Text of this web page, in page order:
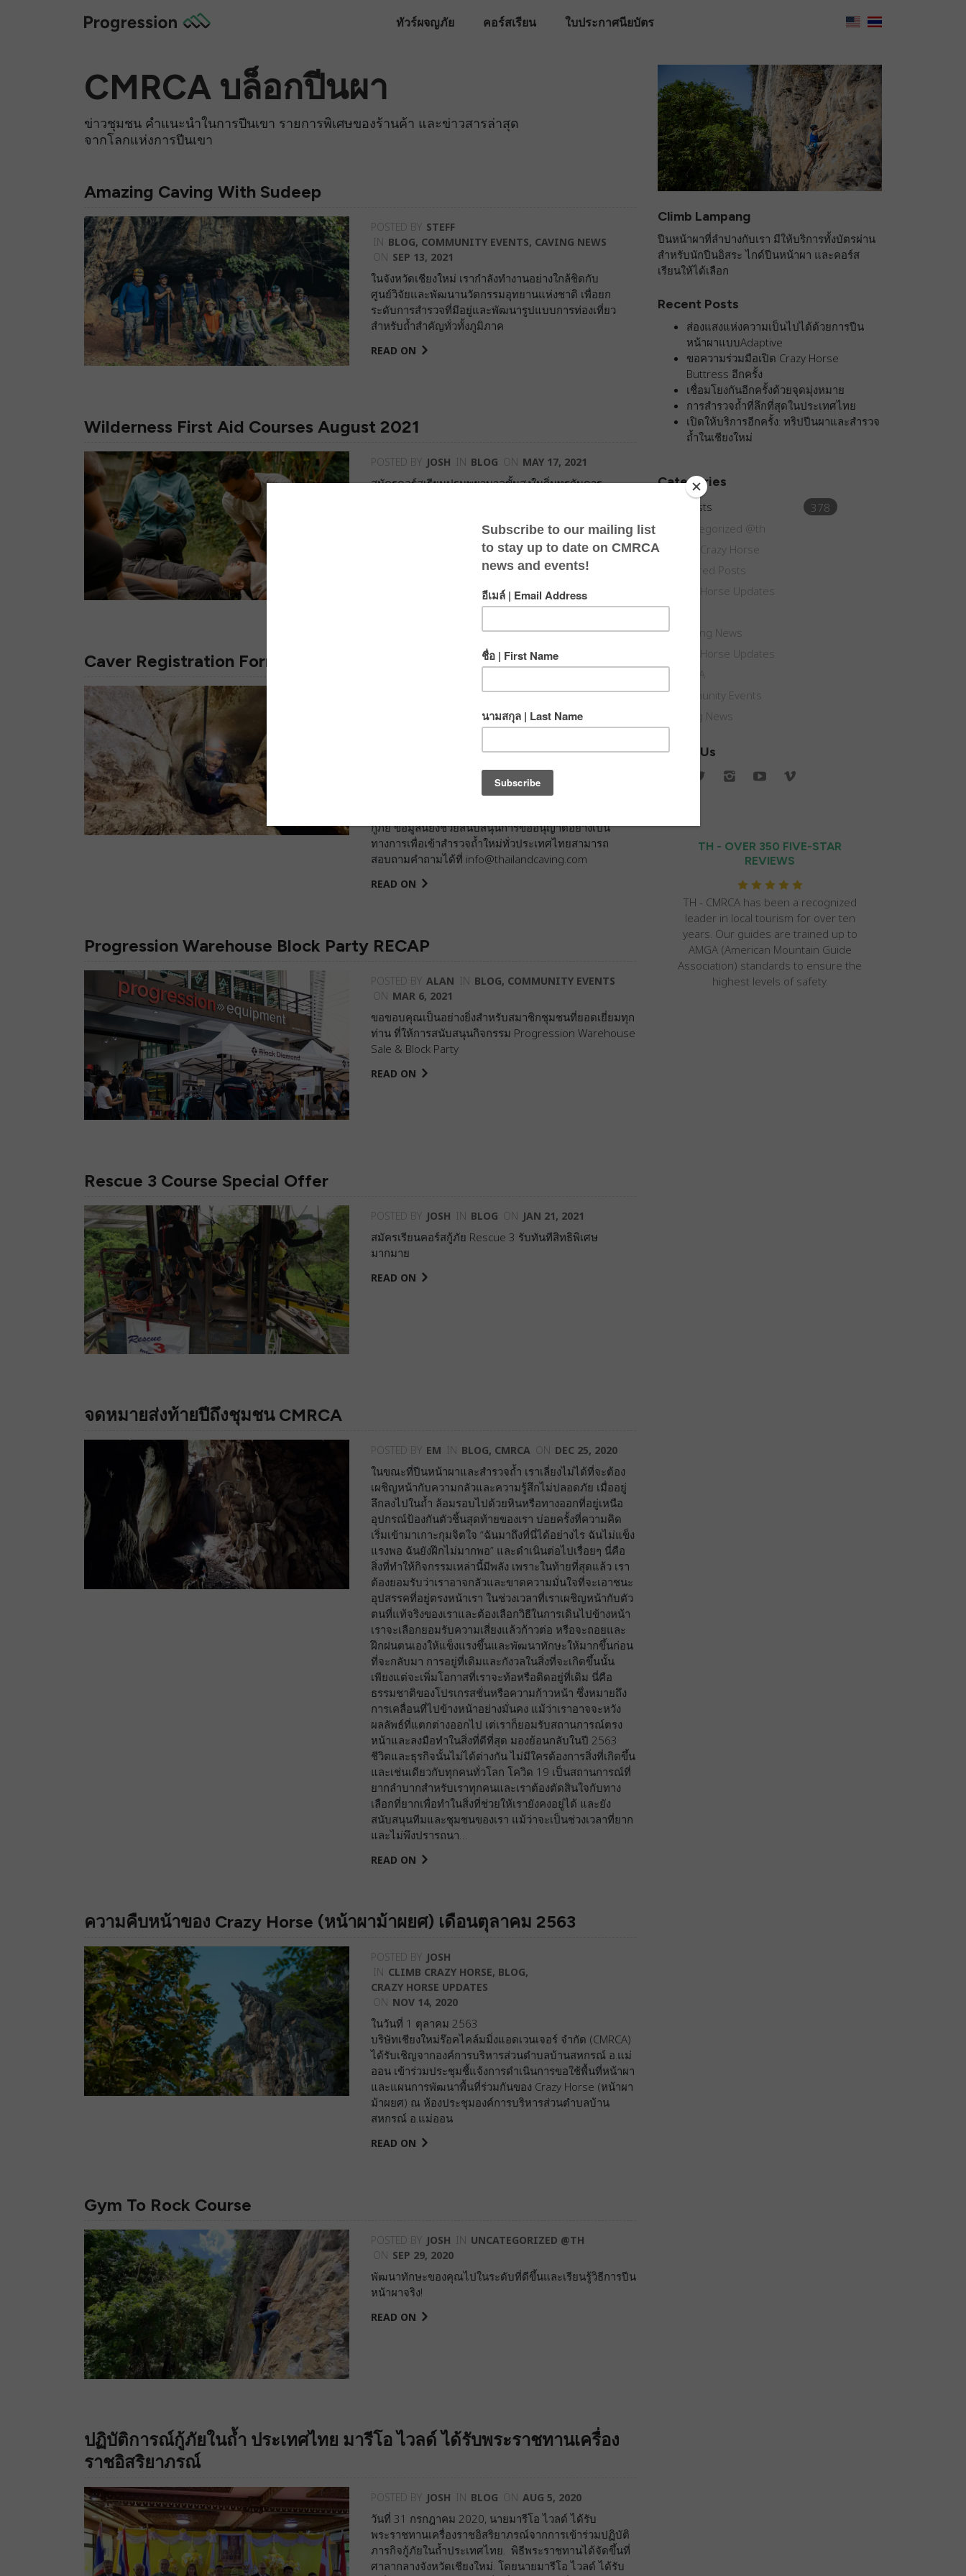
ทัวร์ผจญภัย คอร์สเรียน ใบประกาศนียบัตร
CMRCA บล็อกปีนผา
ข่าวชุมชน คำแนะนำในการปีนเขา รายการพิเศษของร้านค้า และข่าวสารล่าสุด
จากโลกแห่งการปีนเขา
Amazing Caving With Sudeep
POSTED BY STEFF
IN BLOG, COMMUNITY EVENTS, CAVING NEWS
ON SEP 13, 2021
ในจังหวัดเชียงใหม่ เรากำลังทำงานอย่างใกล้ชิดกับ
ศูนย์วิจัยและพัฒนานวัตกรรมอุทยานแห่งชาติ เพื่อยก
ระดับการสำรวจที่มีอยู่และพัฒนารูปแบบการท่องเที่ยว
สำหรับถ้ำสำคัญทั่วทั้งภูมิภาค
READ ON
Wilderness First Aid Courses August 2021
POSTED BY JOSH IN BLOG ON MAY 17, 2021
สมัครคอร์สเรียนปฐมพยาบาลขั้นสูงในถิ่นทุรกันดาร
มีอายุ 3 ปี และรับฟรี ขวดน้ำ Klean Kanteen และส่วนลด
สินค้า 25% ที่ ShopProgression.com
Caver Registration Form
BLOG,CAVING NEWS
เนื่องด้วยคณะกรรมการนโยบายบริหารจัดการถ้ำแห่งชาติ
ต้องการให้มีการสร้าฐานข้อมูลสำหรับนักสำรวจถ้ำและนัก
ถูกแบ่งปันให้กับกรมทรัพยากรธรณี กรมป้องกันและ
บรรเทาสาธารณภัย และหน่วยกงานราชการที่เกี่ยวข้องเพื่อ
กู้ภัย ข้อมูลนี้ยังช่วยสนับสนุนการขออนุญาติอย่างเป็น
ทางการเพื่อเข้าสำรวจถ้ำใหม่ทั่วประเทศไทยสามารถ
สอบถามคำถามได้ที่ info@thailandcaving.com
READ ON
Progression Warehouse Block Party RECAP
POSTED BY ALAN IN BLOG, COMMUNITY EVENTS
ON MAR 6, 2021
ขอขอบคุณเป็นอย่างยิ่งสำหรับสมาชิกชุมชนที่ยอดเยี่ยมทุก
ท่าน ที่ให้การสนับสนุนกิจกรรม Progression Warehouse
Sale & Block Party
READ ON
Rescue 3 Course Special Offer
POSTED BY JOSH IN BLOG ON JAN 21, 2021
สมัครเรียนคอร์สกู้ภัย Rescue 3 รับทันทีสิทธิพิเศษ
มากมาย
READ ON
จดหมายส่งท้ายปีถึงชุมชน CMRCA
POSTED BY EM IN BLOG, CMRCA ON DEC 25, 2020
ในขณะที่ปีนหน้าผาและสำรวจถ้ำ เราเลี่ยงไม่ได้ที่จะต้อง
เผชิญหน้ากับความกลัวและความรู้สึกไม่ปลอดภัย เมื่ออยู่
ลึกลงไปในถ้ำ ล้อมรอบไปด้วยหินหรือทางออกที่อยู่เหนือ
อุปกรณ์ป้องกันตัวชิ้นสุดท้ายของเรา บ่อยครั้งที่ความคิด
เริ่มเข้ามาเกาะกุมจิตใจ “ฉันมาถึงที่นี่ได้อย่างไร ฉันไม่แข็ง
แรงพอ ฉันยังฝึกไม่มากพอ” และดำเนินต่อไปเรื่อยๆ นี่คือ
สิ่งที่ทำให้กิจกรรมเหล่านี้มีพลัง เพราะในท้ายที่สุดแล้ว เรา
ต้องยอมรับว่าเราอาจกลัวและขาดความมั่นใจที่จะเอาชนะ
อุปสรรคที่อยู่ตรงหน้าเรา ในช่วงเวลาที่เราเผชิญหน้ากับตัว
ตนที่แท้จริงของเราและต้องเลือกวิธีในการเดินไปข้างหน้า
เราจะเลือกยอมรับความเสี่ยงแล้วก้าวต่อ หรือจะถอยและ
ฝึกฝนตนเองให้แข็งแรงขึ้นและพัฒนาทักษะให้มากขึ้นก่อน
ที่จะกลับมา การอยู่ที่เดิมและกังวลในสิ่งที่จะเกิดขึ้นนั้น
เพียงแต่จะเพิ่มโอกาสที่เราจะท้อหรือติดอยู่ที่เดิม นี่คือ
ธรรมชาติของโปรเกรสชั่นหรือความก้าวหน้า ซึ่งหมายถึง
การเคลื่อนที่ไปข้างหน้าอย่างมั่นคง แม้ว่าเราอาจจะหวัง
ผลลัพธ์ที่แตกต่างออกไป เต่เราก็ยอมรับสถานการณ์ตรง
หน้าและลงมือทำในสิ่งที่ดีที่สุด มองย้อนกลับในปี 2563
ชีวิตและธุรกิจนั้นไม่ได้ต่างกัน ไม่มีใครต้องการสิ่งที่เกิดขึ้น
และเช่นเดียวกับทุกคนทั่วโลก โควิด 19 เป็นสถานการณ์ที่
ยากลำบากสำหรับเราทุกคนและเราต้องตัดสินใจกับทาง
เลือกที่ยากเพื่อทำในสิ่งที่ช่วยให้เรายังคงอยู่ได้ และยัง
สนับสนุนทีมและชุมชนของเรา แม้ว่าจะเป็นช่วงเวลาที่ยาก
และไม่พึงปรารถนา…
READ ON
ความคืบหน้าของ Crazy Horse (หน้าผาม้าผยศ) เดือนตุลาคม 2563
POSTED BY JOSH
IN CLIMB CRAZY HORSE, BLOG,
CRAZY HORSE UPDATES
ON NOV 14, 2020
ในวันที่ 1 ตุลาคม 2563
บริษัทเชียงใหม่ร๊อคไคล์มมิ่งแอดเวนเจอร์ จำกัด (CMRCA)
ได้รับเชิญจากองค์การบริหารส่วนตำบลบ้านสหกรณ์ อ.แม่
ออน เข้าร่วมประชุมชี้แจ้งการดำเนินการขอใช้พื้นที่หน้าผา
และแผนการพัฒนาพื้นที่ร่วมกันของ Crazy Horse (หน้าผา
ม้าผยศ) ณ ห้องประชุมองค์การบริหารส่วนตำบลบ้าน
สหกรณ์ อ.แม่ออน
READ ON
Gym To Rock Course
POSTED BY JOSH IN UNCATEGORIZED @TH
ON SEP 29, 2020
พัฒนาทักษะของคุณไปในระดับที่ดีขึ้นและเรียนรู้วิธีการปีน
หน้าผาจริง!
READ ON
ปฏิบัติการณ์กู้ภัยในถ้ำ ประเทศไทย มารีโอ ไวลด์ ได้รับพระราชทานเครื่อง
ราชอิสริยาภรณ์
POSTED BY JOSH IN BLOG ON AUG 5, 2020
วันที่ 31 กรกฎาคม 2020, นายมารีโอ ไวลด์ ได้รับ
พระราชทานเครื่องราชอิสริยาภรณ์จากการเข้าร่วมปฏิบัติ
ภารกิจกู้ภัยในถ้ำประเทศไทย. พิธีพระราชทานได้จัดขึ้นที่
ศาลากลางจังหวัดเชียงใหม่. โดยนายมารีโอ ไวลด์ ได้รับ
Climb Lampang
ปีนหน้าผาที่ลำปางกับเรา มีให้บริการทั้งบัตรผ่าน
สำหรับนักปีนอิสระ ไกด์ปีนหน้าผา และคอร์ส
เรียนให้ได้เลือก
Recent Posts
ส่องแสงแห่งความเป็นไปได้ด้วยการปีน
หน้าผาแบบAdaptive
ขอความร่วมมือเปิด Crazy Horse
Buttress อีกครั้ง
เชื่อมโยงกันอีกครั้งด้วยจุดมุ่งหมาย
การสำรวจถ้ำที่ลึกที่สุดในประเทศไทย
เปิดให้บริการอีกครั้ง: ทริปปีนผาและสำรวจ
ถ้ำในเชียงใหม่
Categories
All Posts
378
Uncategorized @th
Climb Crazy Horse
Featured Posts
Crazy Horse Updates
Climbing News
Crazy Horse Updates
CMRCA
Community Events
Caving News
Follow Us
TH - OVER 350 FIVE-STAR
REVIEWS
TH - CMRCA has been a recognized
leader in local tourism for over ten
years. Our guides are trained up to
AMGA (American Mountain Guide
Association) standards to ensure the
highest levels of safety.